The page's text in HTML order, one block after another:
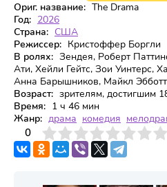
Ориг. название: The Drama
Год: 2026
Страна: США
Режиссер: Кристоффер Боргли
В ролях: Зендея, Роберт
Ати, Хейли Гейтс, Зои Уинтерс,
Анна Барышников, Майкл
Возраст: зрителям, достигшим
Время: 1 ч 46 мин
Жанр: драма комедия
0
4 6 7 8 9 10